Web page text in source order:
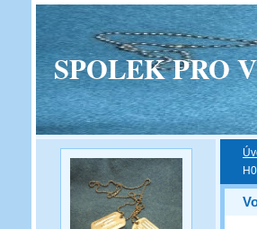
SPOLEK PRO